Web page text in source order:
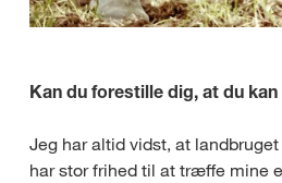
Kan du forestille dig, at du
Jeg har altid vidst, at
har stor frihed til at træffe mine